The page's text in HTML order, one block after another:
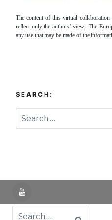
The content of this virtual collaboration
reflect only the authors’ view. The
any use that may be made of the
SEARCH:
YouTube